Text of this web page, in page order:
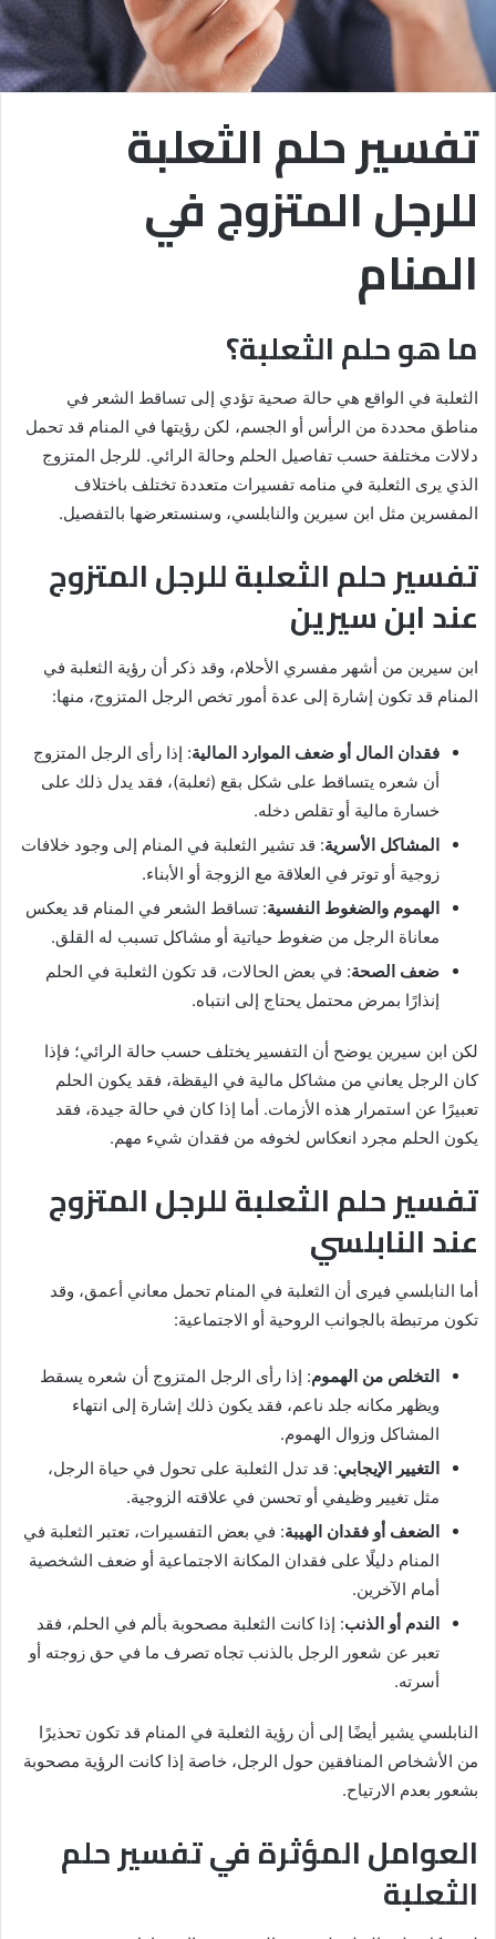
تفسير حلم الثعلبة
للرجل المتزوج في
المنام
ما هو حلم الثعلبة؟
الثعلبة في الواقع هي حالة صحية تؤدي إلى تساقط الشعر في
مناطق محددة من الرأس أو الجسم، لكن رؤيتها في المنام قد تحمل
دلالات مختلفة حسب تفاصيل الحلم وحالة الرائي. للرجل المتزوج
الذي يرى الثعلبة في منامه تفسيرات متعددة تختلف باختلاف
المفسرين مثل ابن سيرين والنابلسي، وسنستعرضها بالتفصيل.
تفسير حلم الثعلبة للرجل المتزوج
عند ابن سيرين
ابن سيرين من أشهر مفسري الأحلام، وقد ذكر أن رؤية الثعلبة في
المنام قد تكون إشارة إلى عدة أمور تخص الرجل المتزوج، منها:
فقدان المال أو ضعف الموارد المالية: إذا رأى الرجل المتزوج
أن شعره يتساقط على شكل بقع (ثعلبة)، فقد يدل ذلك على
خسارة مالية أو تقلص دخله.
المشاكل الأسرية: قد تشير الثعلبة في المنام إلى وجود خلافات
زوجية أو توتر في العلاقة مع الزوجة أو الأبناء.
الهموم والضغوط النفسية: تساقط الشعر في المنام قد يعكس
معاناة الرجل من ضغوط حياتية أو مشاكل تسبب له القلق.
ضعف الصحة: في بعض الحالات، قد تكون الثعلبة في الحلم
إنذارًا بمرض محتمل يحتاج إلى انتباه.
لكن ابن سيرين يوضح أن التفسير يختلف حسب حالة الرائي؛ فإذا
كان الرجل يعاني من مشاكل مالية في اليقظة، فقد يكون الحلم
تعبيرًا عن استمرار هذه الأزمات. أما إذا كان في حالة جيدة، فقد
يكون الحلم مجرد انعكاس لخوفه من فقدان شيء مهم.
تفسير حلم الثعلبة للرجل المتزوج
عند النابلسي
أما النابلسي فيرى أن الثعلبة في المنام تحمل معاني أعمق، وقد
تكون مرتبطة بالجوانب الروحية أو الاجتماعية:
التخلص من الهموم: إذا رأى الرجل المتزوج أن شعره يسقط
ويظهر مكانه جلد ناعم، فقد يكون ذلك إشارة إلى انتهاء
المشاكل وزوال الهموم.
التغيير الإيجابي: قد تدل الثعلبة على تحول في حياة الرجل،
مثل تغيير وظيفي أو تحسن في علاقته الزوجية.
الضعف أو فقدان الهيبة: في بعض التفسيرات، تعتبر الثعلبة في
المنام دليلًا على فقدان المكانة الاجتماعية أو ضعف الشخصية
أمام الآخرين.
الندم أو الذنب: إذا كانت الثعلبة مصحوبة بألم في الحلم، فقد
تعبر عن شعور الرجل بالذنب تجاه تصرف ما في حق زوجته أو
أسرته.
النابلسي يشير أيضًا إلى أن رؤية الثعلبة في المنام قد تكون تحذيرًا
من الأشخاص المنافقين حول الرجل، خاصة إذا كانت الرؤية مصحوبة
بشعور بعدم الارتياح.
العوامل المؤثرة في تفسير حلم
الثعلبة